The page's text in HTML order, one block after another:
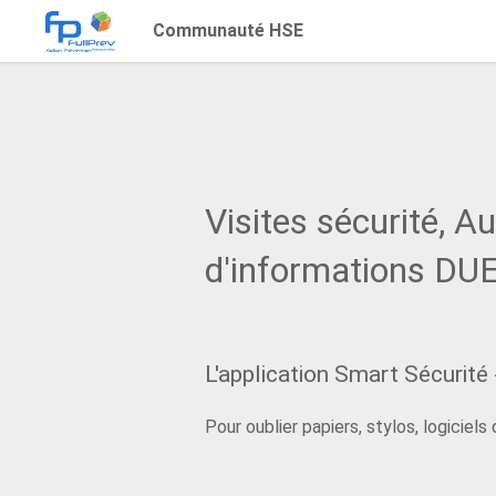
Communauté HSE
Visites sécurité,
d'informations
L'application Smart
Pour oublier papiers, stylos, logiciels